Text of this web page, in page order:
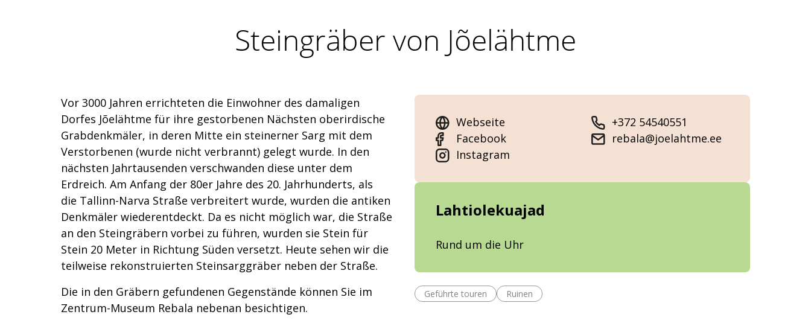
Steingräber von Jõelähtme
Vor 3000 Jahren errichteten die Einwohner des damaligen
Dorfes Jõelähtme für ihre gestorbenen Nächsten oberirdische
Grabdenkmäler, in deren Mitte ein steinerner Sarg mit dem
Verstorbenen (wurde nicht verbrannt) gelegt wurde. In den
nächsten Jahrtausenden verschwanden diese unter dem
Erdreich. Am Anfang der 80er Jahre des 20. Jahrhunderts, als
die Tallinn-Narva Straße verbreitert wurde, wurden die antiken
Denkmäler wiederentdeckt. Da es nicht möglich war, die Straße
an den Steingräbern vorbei zu führen, wurden sie Stein für
Stein 20 Meter in Richtung Süden versetzt. Heute sehen wir die
teilweise rekonstruierten Steinsarggräber neben der Straße.
Die in den Gräbern gefundenen Gegenstände können Sie im
Zentrum-Museum Rebala nebenan besichtigen.
Webseite
Facebook
Instagram
+372 54540551
rebala@joelahtme.ee
Lahtiolekuajad
Rund um die Uhr
Geführte touren Ruinen